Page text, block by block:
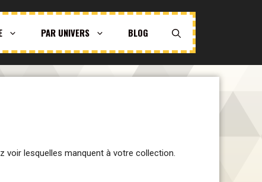
PAR UNIVERS BLOG
voir lesquelles manquent à votre collection.